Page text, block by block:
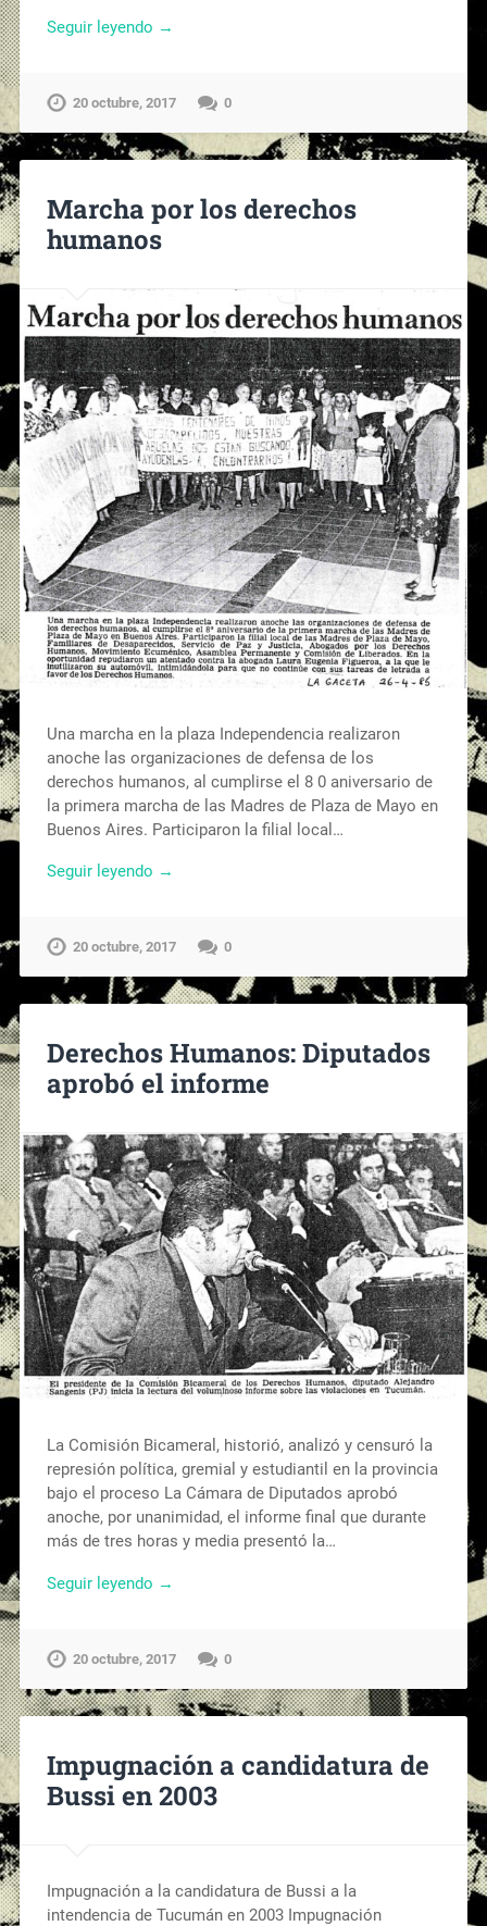
Seguir leyendo →
20 octubre, 2017 0
Marcha por los derechos
humanos
Una marcha en la plaza Independencia realizaron
anoche las organizaciones de defensa de los
derechos humanos, al cumplirse el 8 0 aniversario de
la primera marcha de las Madres de Plaza de Mayo en
Buenos Aires. Participaron la filial local…
Seguir leyendo →
20 octubre, 2017 0
Derechos Humanos: Diputados
aprobó el informe
La Comisión Bicameral, historió, analizó y censuró la
represión política, gremial y estudiantil en la provincia
bajo el proceso La Cámara de Diputados aprobó
anoche, por unanimidad, el informe final que durante
más de tres horas y media presentó la…
Seguir leyendo →
20 octubre, 2017 0
Impugnación a candidatura de
Bussi en 2003
Impugnación a la candidatura de Bussi a la
intendencia de Tucumán en 2003 Impugnación